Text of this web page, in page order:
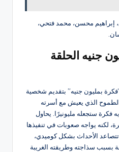
إبراهيم محسن، محمد فتحي،
جنيه الحلقة
بمليون جنيه” بتقديم شخصية
الذي يعيش مع أسرته
فكرة ستجعله مليونيرًا. يحاول
لكنه يواجه صعوبات في تنفيذها
الأحداث بشكل كوميدي،
سذاجته وطريقته الغريبة